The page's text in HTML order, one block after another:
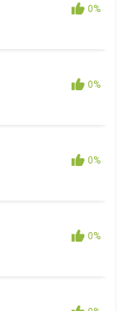
0%
0%
0%
0%